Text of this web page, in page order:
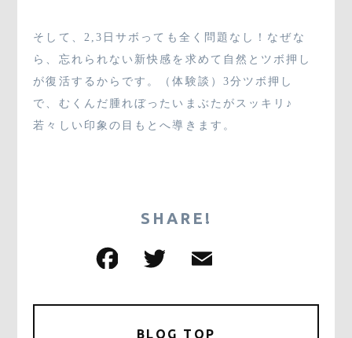
そして、2,3日サボっても全く問題なし！なぜな
ら、忘れられない新快感を求めて自然とツボ押し
が復活するからです。（体験談）3分ツボ押し
で、むくんだ腫れぼったいまぶたがスッキリ♪
若々しい印象の目もとへ導きます。
SHARE!
c
it
te
ai
BLOG TOP